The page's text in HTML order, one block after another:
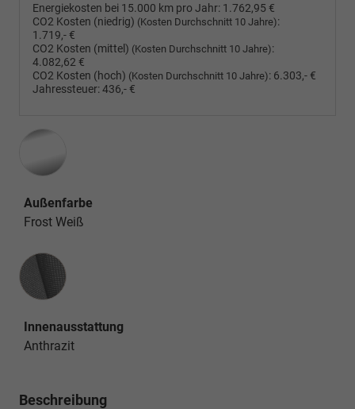
Energiekosten bei 15.000 km pro Jahr: 1.762,95 €
CO2 Kosten (niedrig) (Kosten Durchschnitt 10 Jahre):
1.719,- €
CO2 Kosten (mittel) (Kosten Durchschnitt 10 Jahre):
4.082,62 €
CO2 Kosten (hoch) (Kosten Durchschnitt 10 Jahre): 6.303,- €
Jahressteuer:436,- €
Außenfarbe
Frost Weiß
Innenausstattung
Innenausstattung
Anthrazit
Beschreibung